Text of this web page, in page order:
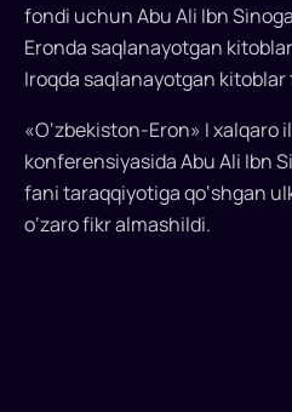
Ibn
Sino
ilmiy
o‘rganish
bo‘yicha
O‘zbekiston
ishchi
fondi uchun Abu Ali Ibn
Eronda saqlanayotgan
Iroqda saqlanayotgan kitoblar
«O‘zbekiston-Eron» I xalqaro
konferensiyasida Abu Ali Ibn
fani taraqqiyotiga qo‘shgan
o‘zaro fikr almashildi.